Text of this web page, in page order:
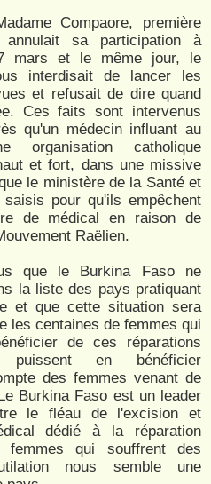
Compaore, première
sa participation à
mars et le même jour, le
interdisait de lancer les
et refusait de dire quand
Ces faits sont intervenus
qu'un médecin influant au
organisation catholique
et fort, dans une missive
le ministère de la Santé et
pour qu'ils empêchent
de médical en raison de
Raëlien.
que le Burkina Faso ne
la liste des pays pratiquant
et que cette situation sera
les centaines de femmes qui
de ces réparations
puissent en bénéficier
des femmes venant de
Burkina Faso est un leader
le fléau de l'excision et
dédié à la réparation
qui souffrent des
nous semble une